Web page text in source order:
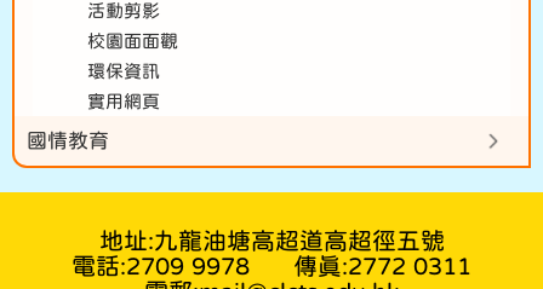
活動剪影
校園面面觀
環保資訊
實用網頁
國情教育
地址:九龍油塘高超道高超徑五號
電話:2709 9978
傳真:2772 0311